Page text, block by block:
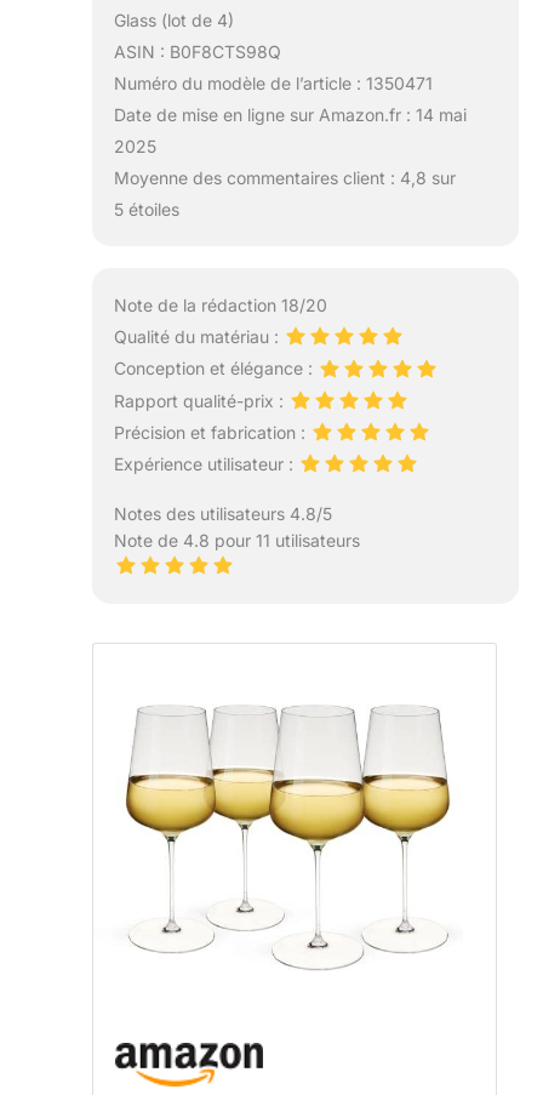
Glass (lot de 4)
ASIN : B0F8CTS98Q
Numéro du modèle de l’article : 1350471
Date de mise en ligne sur Amazon.fr : 14 mai
2025
Moyenne des commentaires client : 4,8 sur
5 étoiles
Note de la rédaction 18/20
Qualité du matériau :
Conception et élégance :
Rapport qualité-prix :
Précision et fabrication :
Expérience utilisateur :
Notes des utilisateurs 4.8/5
Note de 4.8 pour 11 utilisateurs